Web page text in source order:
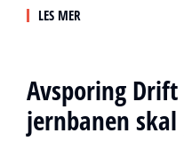
LES MER
Avsporing
jernbanen